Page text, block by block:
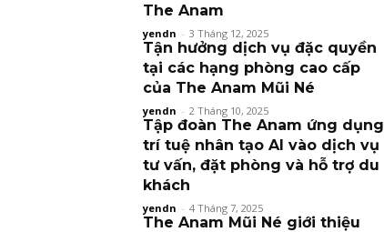
The Anam
yendn - 3 Tháng 12, 2025
Tận hưởng dịch vụ đặc quyền
tại các hạng phòng cao cấp
của The Anam Mũi Né
yendn - 2 Tháng 10, 2025
Tập đoàn The Anam ứng dụng
trí tuệ nhân tạo AI vào dịch vụ
tư vấn, đặt phòng và hỗ trợ du
khách
yendn - 4 Tháng 7, 2025
The Anam Mũi Né giới thiệu